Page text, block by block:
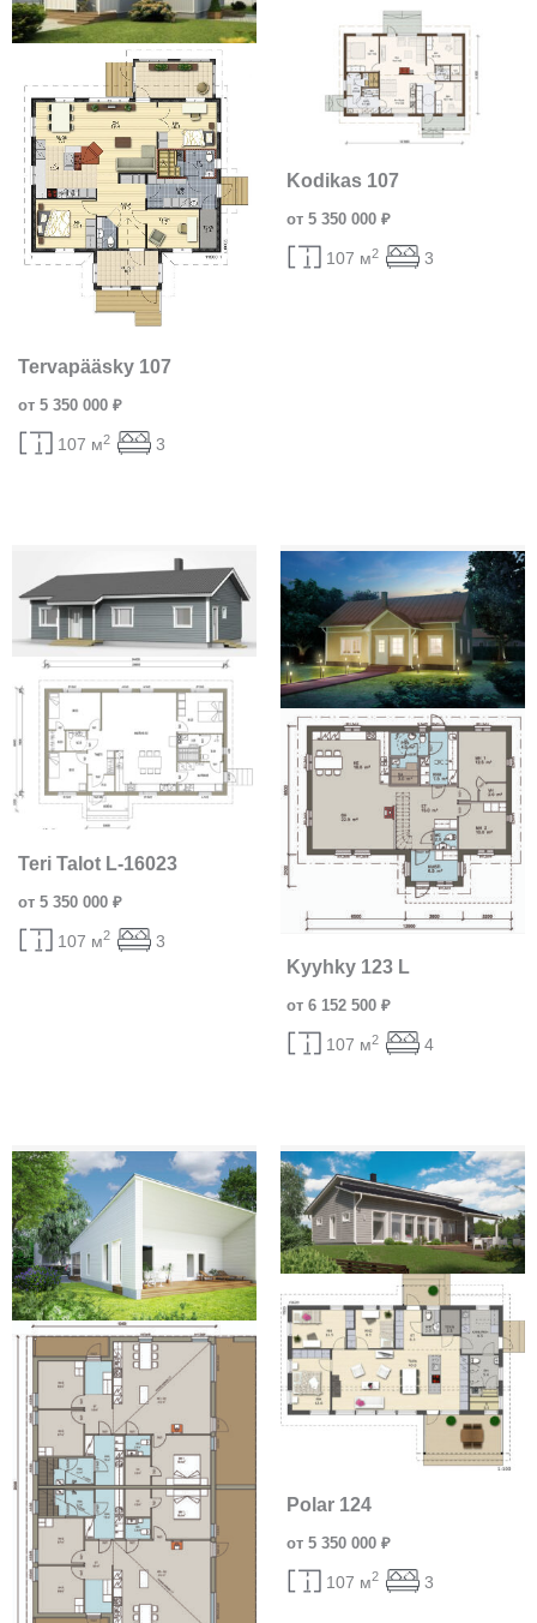
Tervapääsky 107
от 5 350 000 ₽
107 м2 3
Kodikas 107
от 5 350 000 ₽
107 м2 3
Teri Talot L-16023
от 5 350 000 ₽
107 м2 3
Kyyhky 123 L
от 6 152 500 ₽
107 м2 4
Polar 124
от 5 350 000 ₽
107 м2 3